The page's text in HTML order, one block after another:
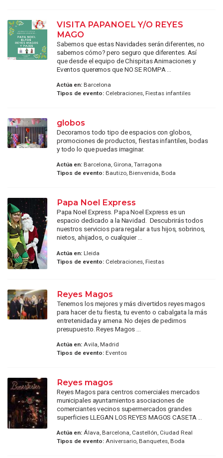
VISITA PAPANOEL Y/O REYES
MAGO
Sabemos que estas Navidades serán diferentes, no
sabemos cómo? pero seguro que diferentes. Así
que desde el equipo de Chispitas Animaciones y
Eventos queremos que NO SE ROMPA ...
Actúa en:Barcelona
Tipos de evento:Celebraciones, Fiestas infantiles
globos
Decoramos todo tipo de espacios con globos,
promociones de productos, fiestas infantiles, bodas
y todo lo que puedas imaginar.
Actúa en:Barcelona, Girona, Tarragona
Tipos de evento:Bautizo, Bienvenida, Boda
Papa Noel Express
Papa Noel Express. Papa Noel Express es un
espacio dedicado a la Navidad. Descubrirás todos
nuestros servicios para regalar a tus hijos, sobrinos,
nietos, ahijados, o cualquier ...
Actúa en:Lleida
Tipos de evento:Celebraciones, Fiestas
Reyes Magos
Tenemos los mejores y más divertidos reyes magos
para hacer de tu fiesta, tu evento o cabalgata la más
entretenidada y amena. No dejes de pedirnos
presupuesto. Reyes Magos ...
Actúa en:Avila, Madrid
Tipos de evento:Eventos
Reyes magos
Reyes Magos para centros comerciales mercados
municipales ayuntamientos asociaciones de
comerciantes vecinos supermercados grandes
superficies LLEGAN LOS REYES MAGOS CASETA ...
Actúa en:Álava, Barcelona, Castellón, Ciudad Real
Tipos de evento:Aniversario, Banquetes, Boda